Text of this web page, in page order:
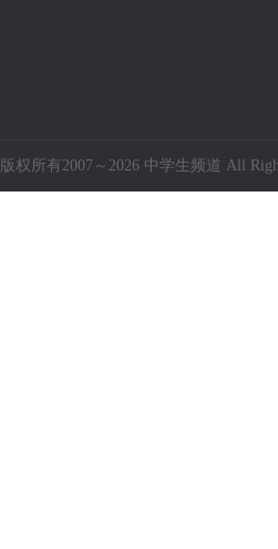
版权所有2007～2026 中学生频道 All